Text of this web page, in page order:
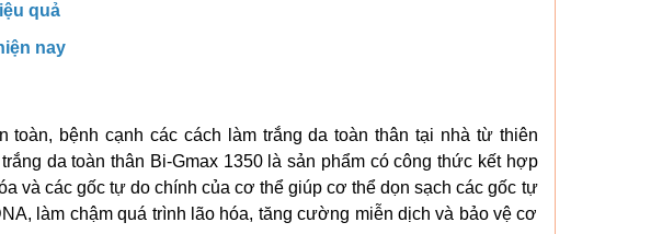
quả
nay
bệnh cạnh các cách làm trắng da toàn thân tại nhà từ thiên
da toàn thân Bi-Gmax 1350 là sản phẩm có công thức kết hợp
và các gốc tự do chính của cơ thể giúp cơ thể dọn sạch các gốc tự
làm chậm quá trình lão hóa, tăng cường miễn dịch và bảo vệ cơ